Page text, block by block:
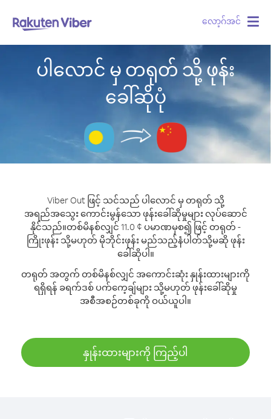
လော့ဂ်အင်
ပါလောင် မှ တရုတ် သို့ ဖုန်း
ခေါ်ဆိုပုံ
Viber Out ဖြင့် သင်သည် ပါလောင် မှ တရုတ် သို့
အရည်အသွေး ကောင်းမွန်သော ဖုန်းခေါ်ဆိုမှုများ လုပ်ဆောင်
နိုင်သည်။တစ်မိနစ်လျှင် 11.0 ¢ ပမာဏမှစ၍ ဖြင့် တရုတ် -
ကြိုးဖုန်း သို့မဟုတ် မိုဘိုင်းဖုန်း မည်သည့်နံပါတ်သို့မဆို ဖုန်း
ခေါ်ဆိုပါ။
တရုတ် အတွက် တစ်မိနစ်လျှင် အကောင်းဆုံး နှုန်းထားများကို
ရရှိရန် ခရက်ဒစ် ပက်ကေ့ချ်များ သို့မဟုတ် ဖုန်းခေါ်ဆိုမှု
အစီအစဉ်တစ်ခုကို ဝယ်ယူပါ။
နှုန်းထားများကို ကြည့်ပါ